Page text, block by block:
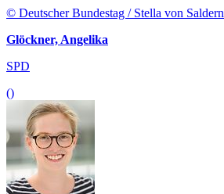
© Deutscher Bundestag / Stella von Saldern
Glöckner, Angelika
SPD
()